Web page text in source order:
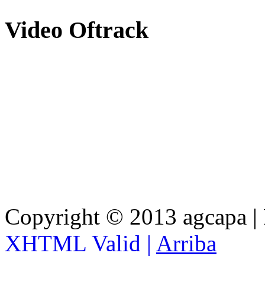
Video Oftrack
Copyright © 2013 agcapa
XHTML Valid | Arriba